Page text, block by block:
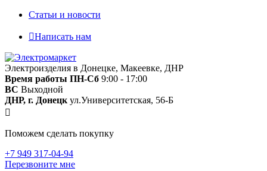
Статьи и новости
Написать нам
Электроизделия в Донецке, Макеевке, ДНР
Время работы ПН-Сб 9:00 - 17:00
ВС Выходной
ДНР, г. Донецк ул.Университетская, 56-Б
Поможем сделать покупку
+7 949 317-04-94
Перезвоните мне